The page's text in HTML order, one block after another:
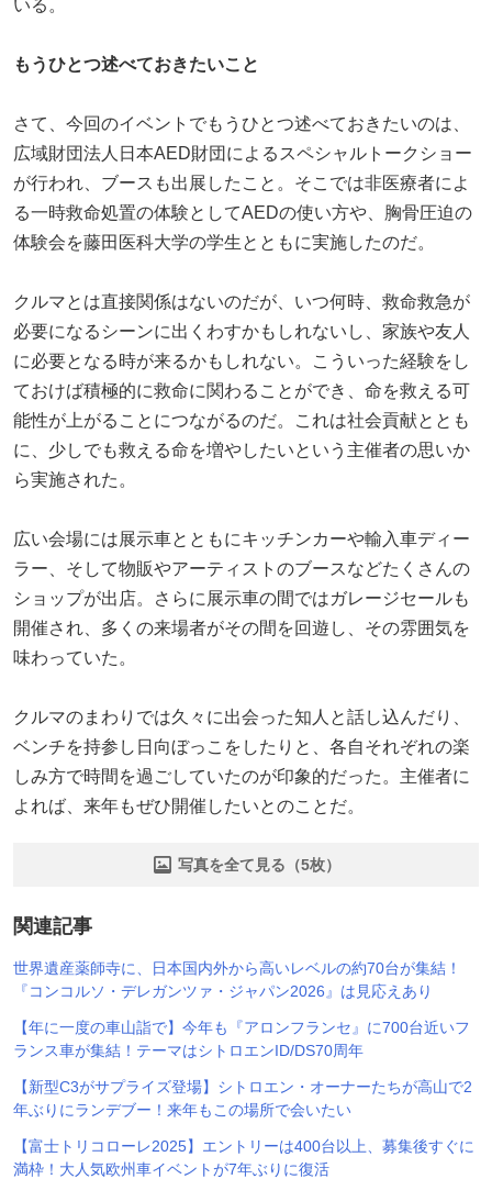
いる。
もうひとつ述べておきたいこと
さて、今回のイベントでもうひとつ述べておきたいのは、
広域財団法人日本AED財団によるスペシャルトークショー
が行われ、ブースも出展したこと。そこでは非医療者によ
る一時救命処置の体験としてAEDの使い方や、胸骨圧迫の
体験会を藤田医科大学の学生とともに実施したのだ。
クルマとは直接関係はないのだが、いつ何時、救命救急が
必要になるシーンに出くわすかもしれないし、家族や友人
に必要となる時が来るかもしれない。こういった経験をし
ておけば積極的に救命に関わることができ、命を救える可
能性が上がることにつながるのだ。これは社会貢献ととも
に、少しでも救える命を増やしたいという主催者の思いか
ら実施された。
広い会場には展示車とともにキッチンカーや輸入車ディー
ラー、そして物販やアーティストのブースなどたくさんの
ショップが出店。さらに展示車の間ではガレージセールも
開催され、多くの来場者がその間を回遊し、その雰囲気を
味わっていた。
クルマのまわりでは久々に出会った知人と話し込んだり、
ベンチを持参し日向ぼっこをしたりと、各自それぞれの楽
しみ方で時間を過ごしていたのが印象的だった。主催者に
よれば、来年もぜひ開催したいとのことだ。
写真を全て見る（5枚）
関連記事
世界遺産薬師寺に、日本国内外から高いレベルの約70台が集結！
『コンコルソ・デレガンツァ・ジャパン2026』は見応えあり
【年に一度の車山詣で】今年も『アロンフランセ』に700台近いフ
ランス車が集結！テーマはシトロエンID/DS70周年
【新型C3がサプライズ登場】シトロエン・オーナーたちが高山で2
年ぶりにランデブー！来年もこの場所で会いたい
【富士トリコローレ2025】エントリーは400台以上、募集後すぐに
満枠！大人気欧州車イベントが7年ぶりに復活